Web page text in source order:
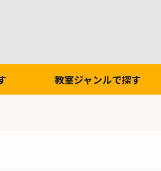
教室ジャンルで探す